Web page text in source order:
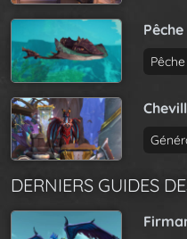
Pêche
DERNIERS GUIDES